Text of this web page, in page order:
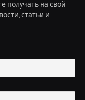
получать на свой
статьи и